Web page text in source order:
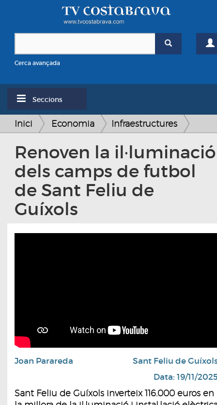
Cerca avançada
Seccions
Inici Economia Infraestructures
Renoven la il·luminació
dels camps de futbol
de Sant Feliu de
Guíxols
Joan Parareda
Sant Feliu de
Data: 19/11/
Sant Feliu de Guíxols inverteix 116.000 euros en